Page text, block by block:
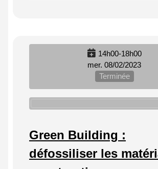
14h00-18h00
mer. 08/02/2023
Terminée
Green Building :
défossiliser les